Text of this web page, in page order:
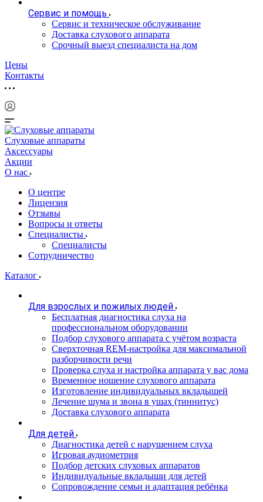
Сервис и помощь
Сервис и техническое обслуживание
Доставка слухового аппарата
Срочный выезд специалиста на дом
Цены
Контакты
Слуховые аппараты
Аксессуары
Акции
О нас
О центре
Лицензия
Отзывы
Вопросы и ответы
Специалисты
Специалисты
Сотрудничество
Каталог
Для взрослых и пожилых людей
Бесплатная диагностика слуха на
профессиональном оборудовании
Подбор слухового аппарата с учётом возраста
Сверхточная REM-настройка для максимальной
разборчивости речи
Проверка слуха и настройка аппарата у вас дома
Временное ношение слухового аппарата
Изготовление индивидуальных вкладышей
Лечение шума и звона в ушах (тиннитус)
Доставка слухового аппарата
Для детей
Диагностика детей с нарушением слуха
Игровая аудиометрия
Подбор детских слуховых аппаратов
Индивидуальные вкладыши для детей
Сопровождение семьи и адаптация ребёнка